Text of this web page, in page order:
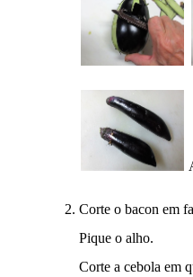
Corte o bacon em
Pique o alho.
Corte a cebola em